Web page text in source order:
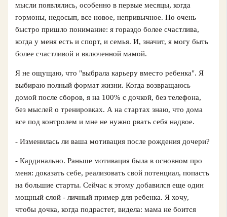
мысли появлялись, особенно в первые месяцы, когда
гормоны, недосып, все новое, непривычное. Но очень
быстро пришло понимание: я гораздо более счастлива,
когда у меня есть и спорт, и семья. И, значит, я могу быть
более счастливой и включенной мамой.
Я не ощущаю, что "выбрала карьеру вместо ребенка". Я
выбираю полный формат жизни. Когда возвращаюсь
домой после сборов, я на 100% с дочкой, без телефона,
без мыслей о тренировках. А на стартах знаю, что дома
все под контролем и мне не нужно рвать себя надвое.
- Изменилась ли ваша мотивация после рождения дочери?
- Кардинально. Раньше мотивация была в основном про
меня: доказать себе, реализовать свой потенциал, попасть
на большие старты. Сейчас к этому добавился еще один
мощный слой - личный пример для ребенка. Я хочу,
чтобы дочка, когда подрастет, видела: мама не боится